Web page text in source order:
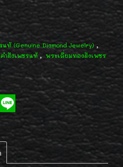
ท้ (Genuine Diamond Jewelry) ,
ำฝังเพชรแท้ , พระเลี่ยมทองฝังเพชร